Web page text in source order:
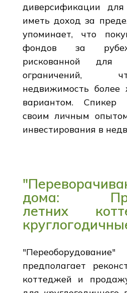
диверсификации
иметь доход за
упоминает, что
фондов за
рискованной для
ограничений,
недвижимость более
вариантом. Спикер
своим личным
инвестирования в
дома:
летних
предполагает
коттеджей и